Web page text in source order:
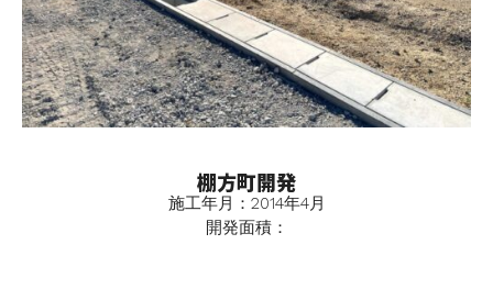
棚方町開発
施工年月：2014年4月
開発面積：